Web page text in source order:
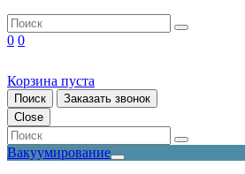
0 0
Корзина пуста
Поиск
Заказать звонок
Close
Вакуумирование